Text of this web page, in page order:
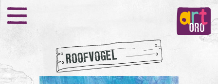
ROOFVOGEL